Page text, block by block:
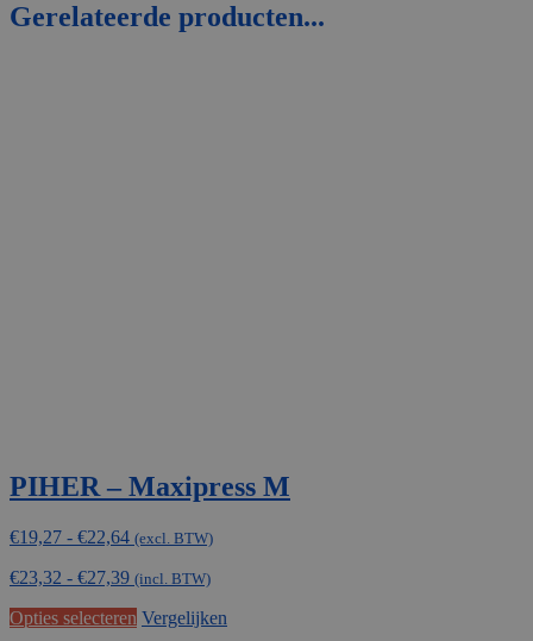
Gerelateerde producten...
PIHER – Maxipress M
€19,27 - €22,64Prijsklasse:
tot
(excl. BTW)
€23,32 - €27,39 (incl. BTW)
Opties selecteren Dit
Vergelijken